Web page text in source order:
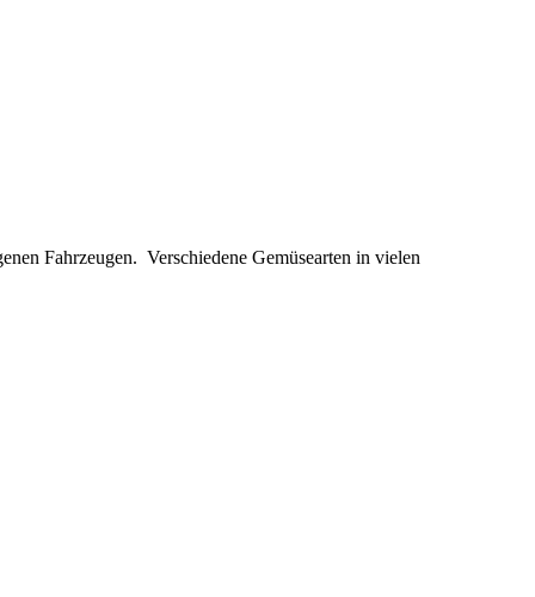
Fahrzeugen. Verschiedene Gemüsearten in vielen